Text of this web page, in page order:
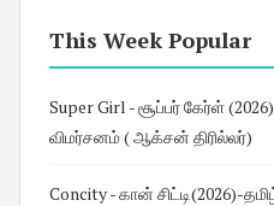
This Week Popular
Super Girl - சூப்பர் கேர்ள்
விமர்சனம் ( ஆக்சன் திரில்லர்)
Concity - கான் சிட்டி(2026)-